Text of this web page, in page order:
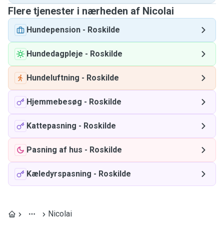
Flere tjenester i nærheden af ​​Nicolai
Hundepension - Roskilde
Hundedagpleje - Roskilde
Hundeluftning - Roskilde
Hjemmebesøg - Roskilde
Kattepasning - Roskilde
Pasning af hus - Roskilde
Kæledyrspasning - Roskilde
Nicolai